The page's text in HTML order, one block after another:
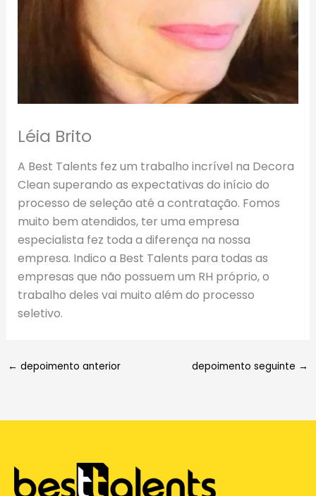
Léia Brito
A Best Talents fez um trabalho incrível na Decora
Clean superando as expectativas do início do
processo de seleção até a contratação. Fomos
muito bem atendidos, ter uma empresa
especialista fez toda a diferença na nossa
empresa. Indico a Best Talents para todas as
empresas que não possuem um RH próprio, o
trabalho deles vai muito além do processo
seletivo.
← depoimento anterior depoimento seguinte →